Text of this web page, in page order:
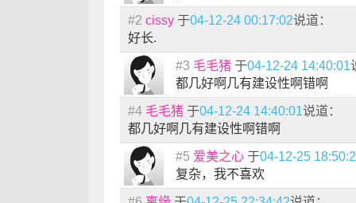
#2 cissy 于04-12-24 00:17:02说道：
好长.
#3 毛毛猪 于04-12-24 14:40:01
都几好啊几有建设性啊错啊
#4 毛毛猪 于04-12-24 14:40:01说道：
都几好啊几有建设性啊错啊
#5 爱美之心 于04-12-25
复杂，我不喜欢